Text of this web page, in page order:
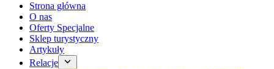
Strona główna
O nas
Oferty Specjalne
Sklep turystyczny
Artykuły
Relacje